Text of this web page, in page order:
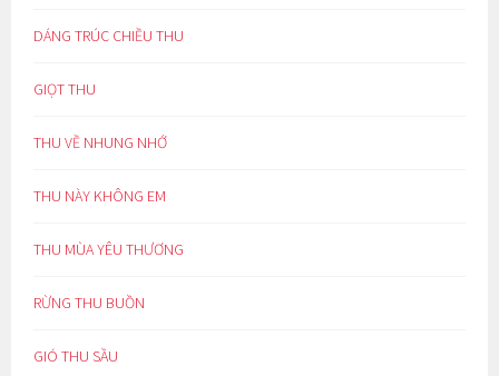
DÁNG TRÚC CHIỀU THU
GIỌT THU
THU VỀ NHUNG NHỚ
THU NÀY KHÔNG EM
THU MÙA YÊU THƯƠNG
RỪNG THU BUỒN
GIÓ THU SẦU